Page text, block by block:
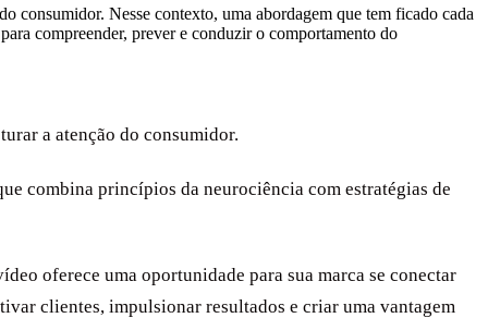
consumidor. Nesse contexto, uma abordagem que tem ficado cada
compreender, prever e conduzir o comportamento do
a atenção do consumidor.
combina princípios da neurociência com estratégias de
oferece uma oportunidade para sua marca se conectar
clientes, impulsionar resultados e criar uma vantagem